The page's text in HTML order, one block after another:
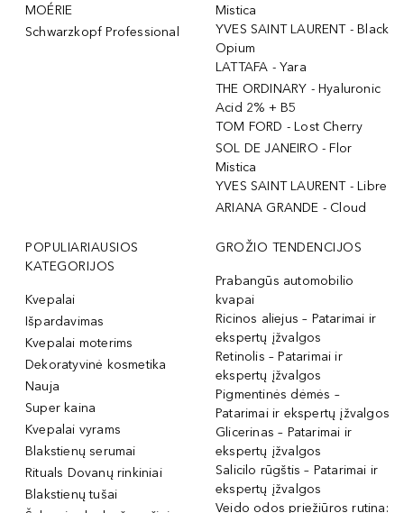
MOÉRIE
Schwarzkopf Professional
Mistica
YVES SAINT LAURENT - Black
Opium
LATTAFA - Yara
THE ORDINARY - Hyaluronic
Acid 2% + B5
TOM FORD - Lost Cherry
SOL DE JANEIRO - Flor
Mistica
YVES SAINT LAURENT - Libre
ARIANA GRANDE - Cloud
POPULIARIAUSIOS
KATEGORIJOS
Kvepalai
Išpardavimas
Kvepalai moterims
Dekoratyvinė kosmetika
Nauja
Super kaina
Kvepalai vyrams
Blakstienų serumai
Rituals Dovanų rinkiniai
Blakstienų tušai
GROŽIO TENDENCIJOS
Prabangūs automobilio
kvapai
Ricinos aliejus – Patarimai ir
ekspertų įžvalgos
Retinolis – Patarimai ir
ekspertų įžvalgos
Pigmentinės dėmės –
Patarimai ir ekspertų įžvalgos
Glicerinas – Patarimai ir
ekspertų įžvalgos
Salicilo rūgštis – Patarimai ir
ekspertų įžvalgos
Veido odos priežiūros rutina: